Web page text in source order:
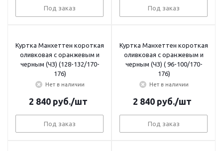
Под заказ Под заказ
Куртка Манхеттен короткая
оливковая с оранжевым и
черным (ЧЗ) (128-132/170-
176)
Нет в наличии
2 840руб./шт
Под заказ
Куртка Манхеттен короткая
оливковая с оранжевым и
черным (ЧЗ) ( 96-100/170-
176)
Нет в наличии
2 840руб./шт
Под заказ